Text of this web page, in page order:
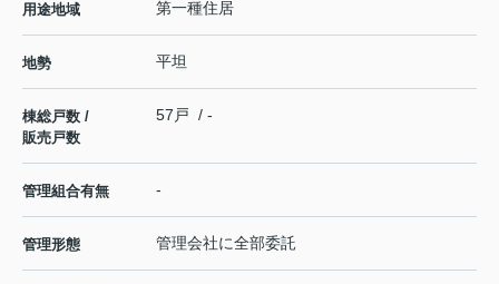
用途地域 第一種住居
地勢 平坦
棟総戸数 /
販売戸数
57戸 / -
管理組合有無 -
管理形態 管理会社に全部委託